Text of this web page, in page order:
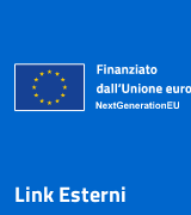
Link Esterni